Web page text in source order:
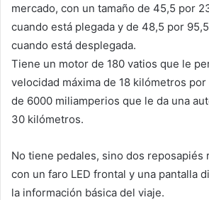
mercado, con un tamaño de 45,5 por
cuando está plegada y de 48,5 por
cuando está desplegada.
Tiene un motor de 180 vatios que le
velocidad máxima de 18 kilómetros
de 6000 miliamperios que le da una
30 kilómetros.
No tiene pedales, sino dos reposapiés
con un faro LED frontal y una pantalla
la información básica del viaje.